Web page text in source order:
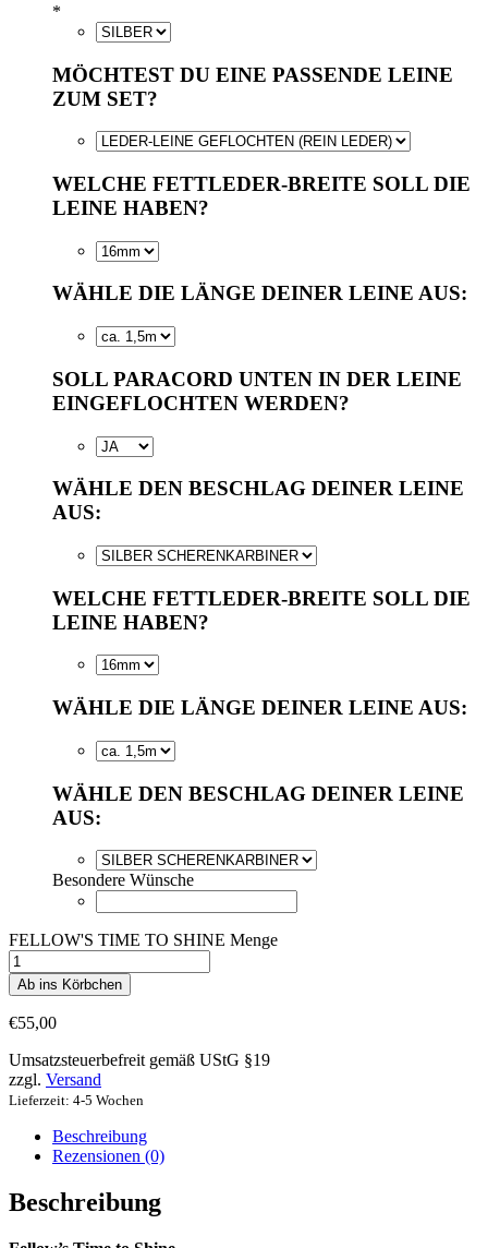
*
MÖCHTEST DU EINE PASSENDE LEINE
ZUM SET?
WELCHE FETTLEDER-BREITE SOLL DIE
LEINE HABEN?
WÄHLE DIE LÄNGE DEINER LEINE AUS:
SOLL PARACORD UNTEN IN DER LEINE
EINGEFLOCHTEN WERDEN?
WÄHLE DEN BESCHLAG DEINER LEINE
AUS:
WELCHE FETTLEDER-BREITE SOLL DIE
LEINE HABEN?
WÄHLE DIE LÄNGE DEINER LEINE AUS:
WÄHLE DEN BESCHLAG DEINER LEINE
AUS:
Besondere Wünsche
FELLOW'S TIME TO SHINE Menge
Ab ins Körbchen
€55,00
Umsatzsteuerbefreit gemäß UStG §19
zzgl. Versand
Lieferzeit: 4-5 Wochen
Beschreibung
Rezensionen (0)
Beschreibung